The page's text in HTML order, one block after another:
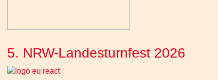
5. NRW-Landesturnfest 2026